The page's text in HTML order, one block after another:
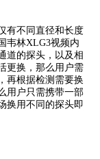
有不同直径和长度
韦林XLG3视频内
道的探头，以及相
更换，那么用户需
再根据检测需要换
用户只需携带一部
换用不同的探头即